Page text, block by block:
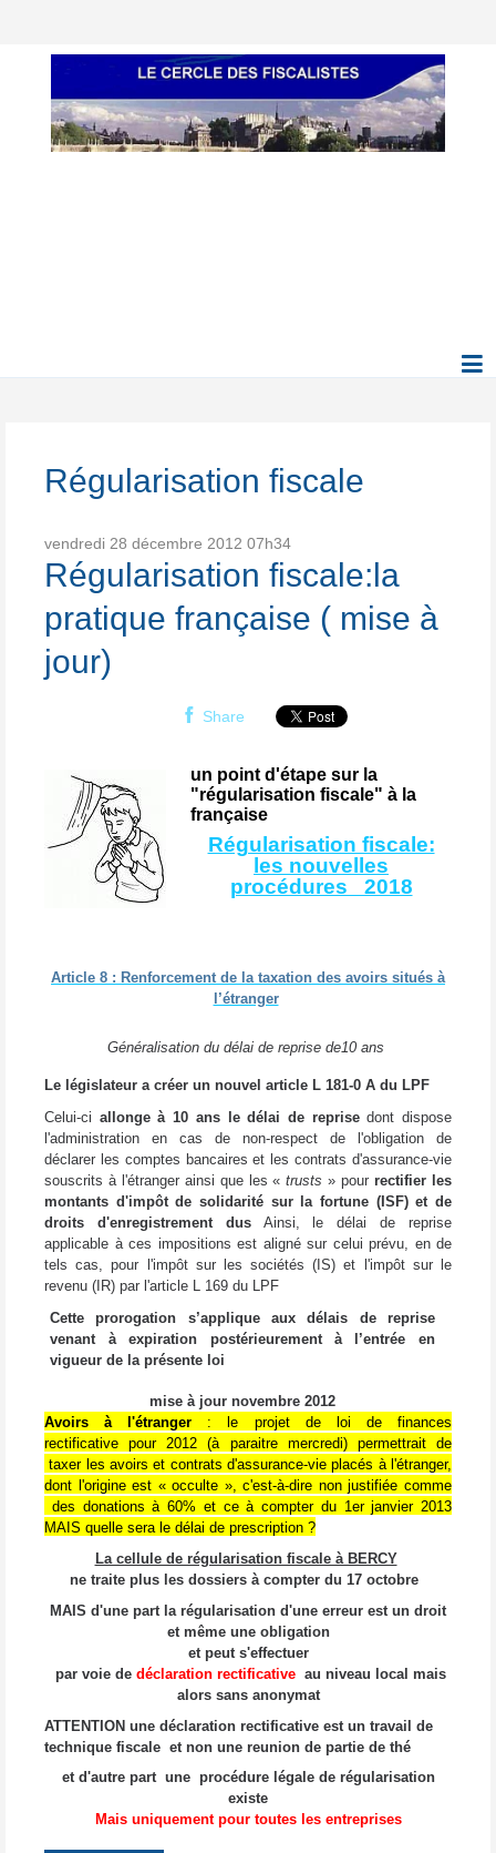
Régularisation fiscale
vendredi 28 décembre 2012 07h34
Régularisation fiscale:la
pratique française ( mise à
jour)
Share
un point d'étape sur la
"régularisation fiscale" à la
française
Régularisation fiscale:
les nouvelles
procédures 2018
Article 8 : Renforcement de la taxation des avoirs situés à
l’étranger
Généralisation du délai de reprise de10 ans
Le législateur a créer un nouvel article L 181-0 A du LPF
Celui-ci allonge à 10 ans le délai de reprisedont dispose
l'administration en cas de non-respect de l'obligation de
déclarer les comptes bancaires et les contrats d'assurance-vie
souscrits à l'étranger ainsi que les «trusts » pourrectifier les
montants d'impôt de solidarité sur la fortune (ISF) et de
droits d'enregistrement dusAinsi, le délai de reprise
applicable à ces impositions est aligné sur celui prévu, en de
tels cas, pour l'impôt sur les sociétés (IS) et l'impôt sur le
revenu (IR) par l'article L 169 du LPF
Cette prorogation s’applique aux délais de reprise
venant à expiration postérieurement à l’entrée en
vigueur de la présente loi
mise à jour novembre 2012
Avoirs à l'étranger : le projet de loi de finances
rectificative pour 2012 (à paraitre mercredi) permettrait de
taxer les avoirs et contrats d'assurance-vie placés à l'étranger,
dont l'origine est « occulte », c'est-à-dire non justifiée comme
des donations à 60% et ce à compter du 1er janvier 2013
MAIS quelle sera le délai de prescription ?
La cellule de régularisation fiscale à BERCY
ne traite plus les dossiersà compter du 17 octobre
MAIS d'une part la régularisation d'une erreur est un droit
et même une obligation
et peut s'effectuer
par voie de déclaration rectificativeau niveau local mais
alors sans anonymat
ATTENTION une déclaration rectificative est un travail de
technique fiscale et non une reunion de partie de thé
et d'autre part une procédure légale de régularisation
existe
Mais uniquement pour toutes les entreprises